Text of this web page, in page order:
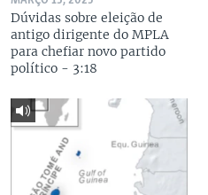
Dúvidas sobre eleição de
antigo dirigente do MPLA
para chefiar novo partido
político - 3:18